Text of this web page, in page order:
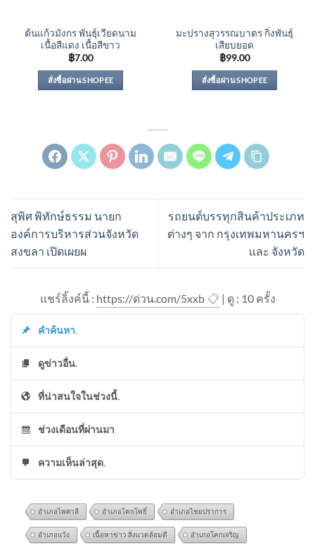
ต้นแก้วมังกร พันธุ์เวียดนาม
เนื้อสีแดง เนื้อสีขาว
฿7.00
สั่งซื้อผ่าน SHOPEE
มะปรางสุวรรณบาตร กิ่งพันธุ์
เสียบยอด
฿99.00
สั่งซื้อผ่าน SHOPEE
สุพิศ พิทักษ์ธรรม นายก
องค์การบริหารส่วนจังหวัด
สงขลา เปิดเผยผ
รถยนต์บรรทุกสินค้าประเภท
ต่างๆ จาก กรุงเทพมหานครฯ
และ จังหวัด
แชร์ลิ้งค์นี้ : https://ด่วน.com/5xxb 📋 | ดู : 10ครั้ง
คำค้นหา.
ดูข่าวอื่น.
ที่น่าสนใจในช่วงนี้.
ช่วงเดือนที่ผ่านมา
ความเห็นล่าสุด.
อำเภอไพศาลี อำเภอโคกโพธิ์ อำเภอไชยปราการ
อำเภอแว้ง เนื้อหาข่าว สิ่งแวดล้อมดี อำเภอโคกเจริญ